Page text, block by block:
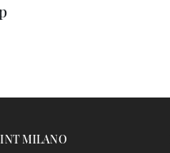
MILANO